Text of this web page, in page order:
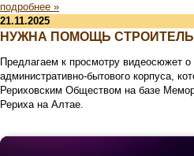
подробнее »
21.11.2025
НУЖНА ПОМОЩЬ
Предлагаем к просмотру видеосюжет о
административно-бытового корпуса,
Рериховским Обществом на базе
Рериха на Алтае.